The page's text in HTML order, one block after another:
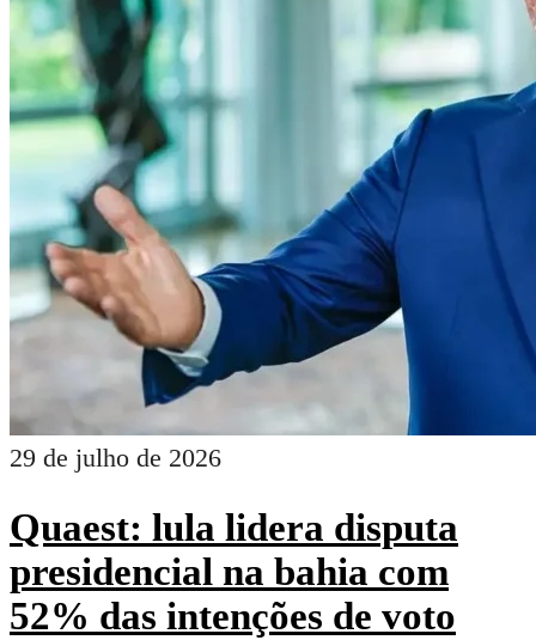
29 de julho de 2026
Quaest: lula lidera disputa
presidencial na bahia com
52% das intenções de voto